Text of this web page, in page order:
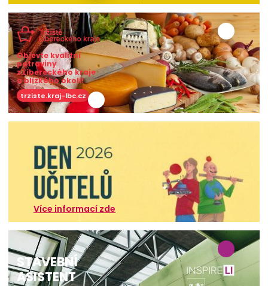
Objevte kvalitní
potraviny
z Libereckého kraje
a blízkého okolí!
trziste.kraj-lbc.cz
Více informací zde
STAVEBNÍ
ASISTENT